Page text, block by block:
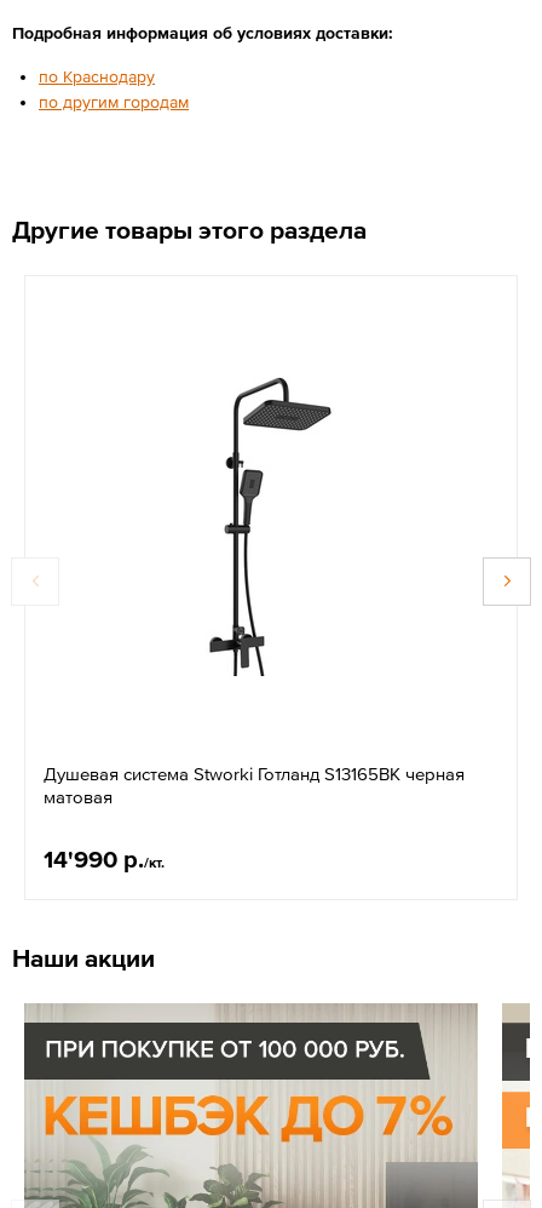
Подробная информация об условиях доставки:
по Краснодару
по другим городам
Другие товары этого раздела
Душевая система Stworki Готланд S13165BK черная
матовая
14'990 р./кт.
Наши акции